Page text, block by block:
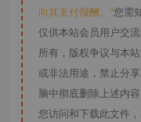
向其支付报酬。”您需
仅供本站会员用户交
所有，版权争议与本
或非法用途，禁止分
脑中彻底删除上述内
您访问和下载此文件